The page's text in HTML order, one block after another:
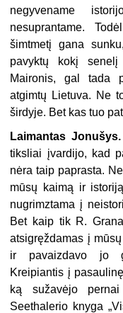
negyvename
nesuprantame.
šimtmetį gana
pavyktų kokį
Maironis, gal tada
atgimtų Lietuva. Ne
širdyje. Bet kas tuo
Laimantas Jonušys.
tiksliai įvardijo, kad
nėra taip paprasta.
mūsų kaimą ir
nugrimztama į
Bet kaip tik R.
atsigręždamas į
ir pavaizdavo jo
Kreipiantis į
ką sužavėjo
Seethalerio knyga